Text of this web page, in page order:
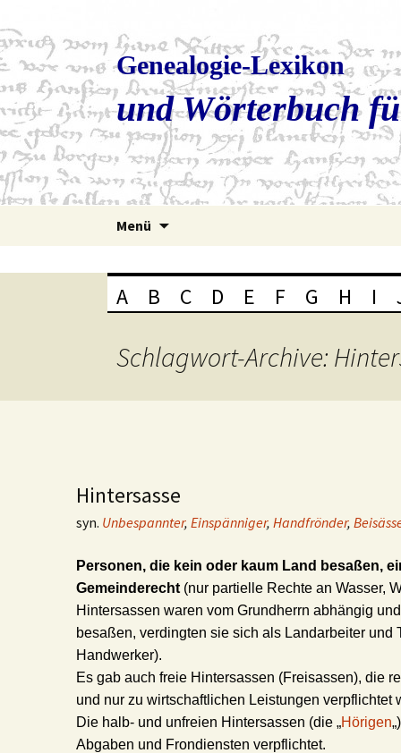
Genealogie-Lexikon
und Wörterbuch
Menü
A B C D E F G H I
Schlagwort-Archive:
Hintersasse
syn. Unbespannter, Einspänniger, Handfrönder,
Personen, die kein oder kaum Land besaßen,
Gemeinderecht (nur partielle Rechte an Wasser,
Hintersassen waren vom Grundherrn abhängig
besaßen, verdingten sie sich als Landarbeiter und
Handwerker).
Es gab auch freie Hintersassen (Freisassen), die
und nur zu wirtschaftlichen Leistungen verpflichtet
Die halb- und unfreien Hintersassen (die „Hörigen
Abgaben und Frondiensten verpflichtet.